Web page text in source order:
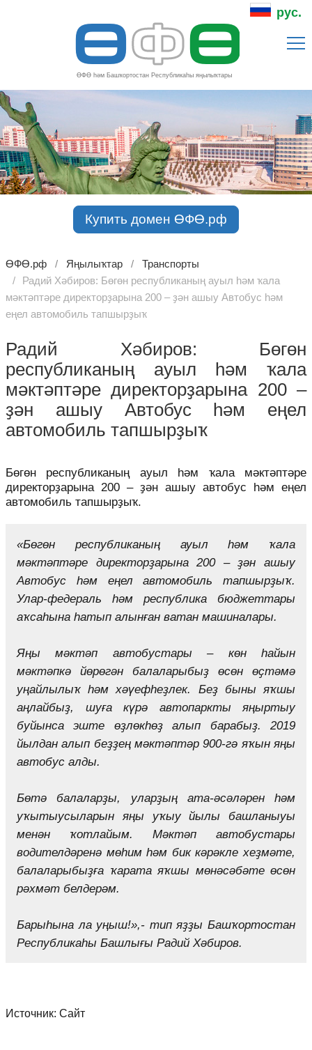
рус.
ӨФӨ
ӨФӨ һәм Башҡортостан Республикаһы яңылыҡтары
Купить домен ӨФӨ.рф
ӨФӨ.рф Яңылыҡтар
Транспорты
Радий Хәбиров: Бөгөн республиканың ауыл һәм ҡала
мәктәптәре директорҙарына 200 – ҙән ашыу Автобус һәм
еңел автомобиль тапшырҙыҡ
Радий Хәбиров: Бөгөн
республиканың ауыл һәм ҡала
мәктәптәре директорҙарына 200 –
ҙән ашыу Автобус һәм еңел
автомобиль тапшырҙыҡ
Бөгөн республиканың ауыл һәм ҡала мәктәптәре
директорҙарына 200 – ҙән ашыу автобус һәм еңел
автомобиль тапшырҙыҡ.
«Бөгөн республиканың ауыл һәм ҡала
мәктәптәре директорҙарына 200 – ҙән ашыу
Автобус һәм еңел автомобиль тапшырҙыҡ.
Улар-федераль һәм республика бюджеттары
аҡсаһына һатып алынған ватан машиналары.
Яңы мәктәп автобустары – көн һайын
мәктәпкә йөрөгән балаларыбыҙ өсөн өҫтәмә
уңайлылыҡ һәм хәүефһеҙлек. Беҙ быны яҡшы
аңлайбыҙ, шуға күрә автопаркты яңыртыу
буйынса эште өҙлөкһөҙ алып барабыҙ. 2019
йылдан алып беҙҙең мәктәптәр 900-гә яҡын яңы
автобус алды.
Бөтә балаларҙы, уларҙың ата-әсәләрен һәм
уҡытыусыларын яңы уҡыу йылы башланыуы
менән ҡотлайым. Мәктәп автобустары
водителдәренә мөһим һәм бик кәрәкле хеҙмәте,
балаларыбыҙға ҡарата яҡшы мөнәсәбәте өсөн
рәхмәт белдерәм.
Барыһына ла уңыш!»,- тип яҙҙы Башҡортостан
Республикаһы Башлығы Радий Хәбиров.
Источник: Сайт